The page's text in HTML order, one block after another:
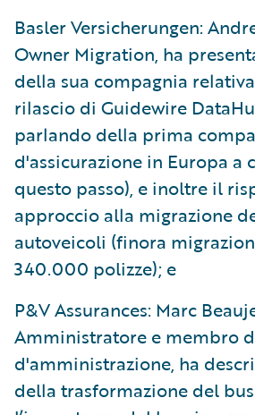
Basler Versicherungen:
Owner Migration, ha
della sua compagnia
rilascio di Guidewire
parlando della prima
d'assicurazione in Europa a
questo passo), e inoltre il
approccio alla migrazione
autoveicoli (finora
340.000 polizze); e
P&V Assurances: Marc
Amministratore e membro
d'amministrazione, ha
della trasformazione del